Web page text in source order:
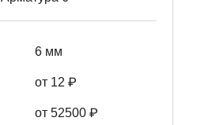
6 мм
от 12 ₽
от 52500 ₽